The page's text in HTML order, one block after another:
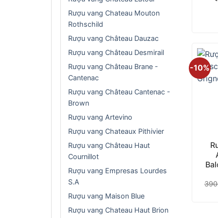
Rượu vang Chateau Mouton
Rothschild
Rượu vang Château Dauzac
Rượu vang Château Desmirail
Rượu vang Château Brane -
Cantenac
Rượu vang Château Cantenac -
Brown
Rượu vang Artevino
Rượu vang Chateaux Pithivier
Rượu vang Château Haut
Cournillot
Rượu vang Empresas Lourdes
S.A
Rượu vang Maison Blue
Rượu vang Chateau Haut Brion
-10%